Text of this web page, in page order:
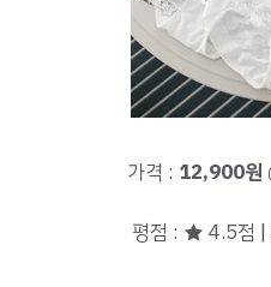
가격 : 12,900원
평점 : ★ 4.5점 |